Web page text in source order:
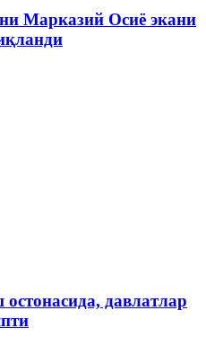
Марказий Осиё экани
давлатлар